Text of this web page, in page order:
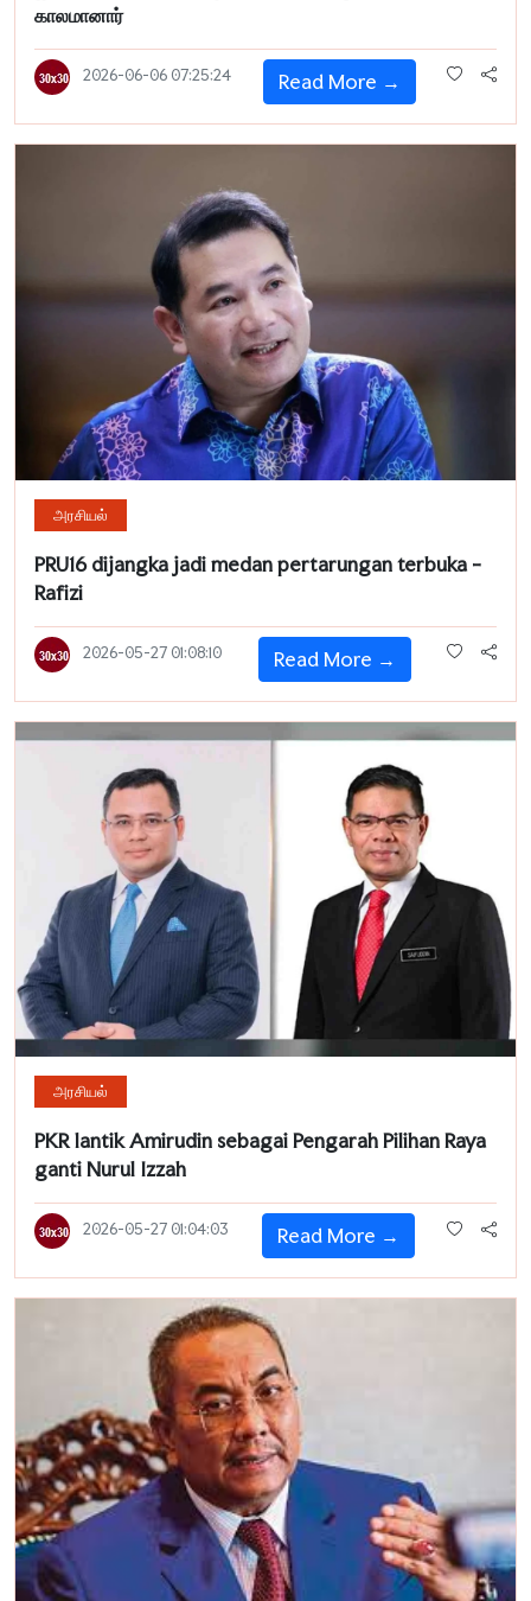
காலமானார்
2026-06-06 07:25:24 Read More →
அரசியல்
PRU16 dijangka jadi medan pertarungan terbuka -
Rafizi
2026-05-27 01:08:10 Read More →
அரசியல்
PKR lantik Amirudin sebagai Pengarah Pilihan Raya
ganti Nurul Izzah
2026-05-27 01:04:03 Read More →